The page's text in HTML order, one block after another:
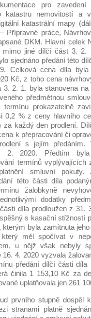
pro zavedení
katastru nemovitostí a
katastrální mapy
Přípravné práce,
DKM. Hlavní celek
jiné dílčí část 3. 2.
sjednáno předání této
Celková cena díla byla
Kč, z toho cena
2. 1. byla stanovena
předmětnou
prokazatelně
0,2 % z ceny hlavního
za každý den prodlení.
k přepracování či
s jejím předáním.
2020. Předtím byla
termínů vyplývajících
smluvní pokuty.
této části díla
žalobkyně
dodatky
díla prodloužen z 31.
s kasační stížností
byla zamítnuta
měl spočívat v
u nějž však nebyly
16. 4. 2020 vyzvala
předání dílčí části
činila 1 153,10 Kč za
uplatňovala jen 261
prvního stupně dospěl
stranami platně